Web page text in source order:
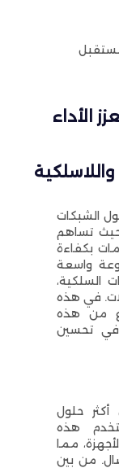
الأداء
الشبكات
تساهم
بكفاءة
واسعة
السلكية،
في هذه
من هذه
في تحسين
حلول
هذه
مما
من بين